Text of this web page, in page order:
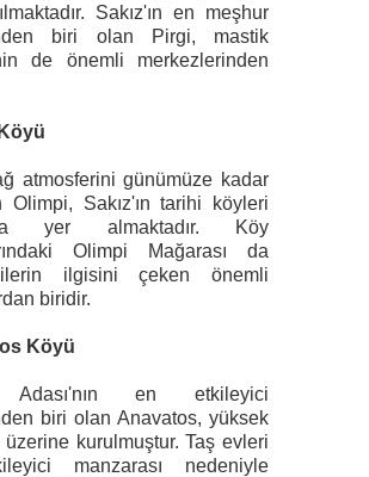
Sakız'ın en meşhur
biri olan Pirgi, mastik
de önemli merkezlerinden
atmosferini günümüze kadar
Olimpi, Sakız'ın tarihi köyleri
yer almaktadır. Köy
Olimpi Mağarası da
ilgisini çeken önemli
biridir.
Köyü
Adası'nın en etkileyici
biri olan Anavatos, yüksek
üzerine kurulmuştur. Taş evleri
manzarası nedeniyle